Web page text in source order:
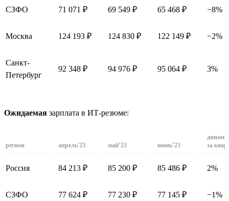
СЗФО 71 071 ₽ 69 549 ₽ 65 468 ₽ −8%
Москва 124 193 ₽ 124 830 ₽ 122 149 ₽ −2%
Санкт-
Петербург
92 348 ₽ 94 976 ₽ 95 064 ₽ 3%
Ожидаемая зарплата в ИТ-резюме:
регион апрель'23 май’23 июнь’23
за
Россия 84 213 ₽ 85 200 ₽ 85 486 ₽ 2%
СЗФО 77 624 ₽ 77 230 ₽ 77 145 ₽ −1%